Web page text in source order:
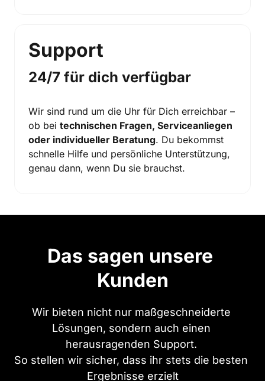
Support
24/7 für dich verfügbar
Wir sind rund um die Uhr für Dich erreichbar –
ob bei technischen Fragen, Serviceanliegen
oder individueller Beratung. Du bekommst
schnelle Hilfe und persönliche Unterstützung,
genau dann, wenn Du sie brauchst.
Das sagen unsere
Kunden
Wir bieten nicht nur maßgeschneiderte
Lösungen, sondern auch einen
herausragenden Support.
So stellen wir sicher, dass ihr stets die besten
Ergebnisse erzielt